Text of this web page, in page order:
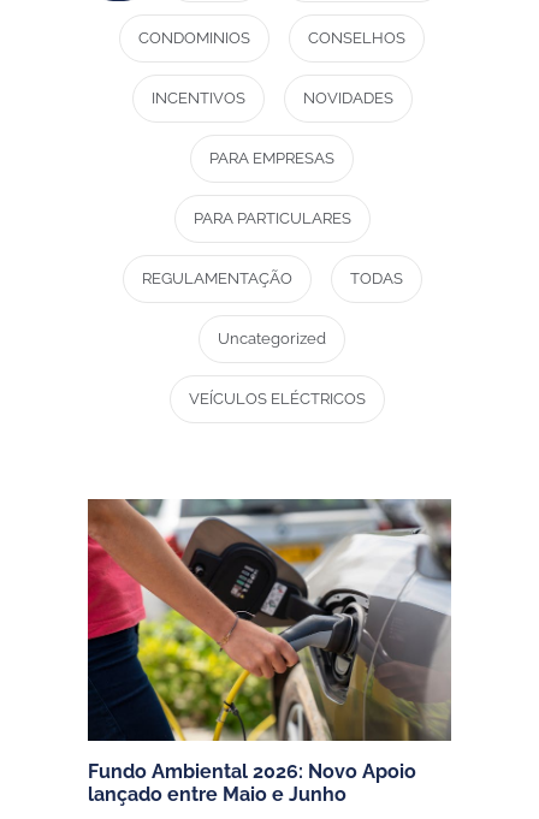
CONDOMINIOS CONSELHOS
INCENTIVOS NOVIDADES
PARA EMPRESAS
PARA PARTICULARES
REGULAMENTAÇÃO TODAS
Uncategorized
VEÍCULOS ELÉCTRICOS
Fundo Ambiental 2026: Novo Apoio
lançado entre Maio e Junho